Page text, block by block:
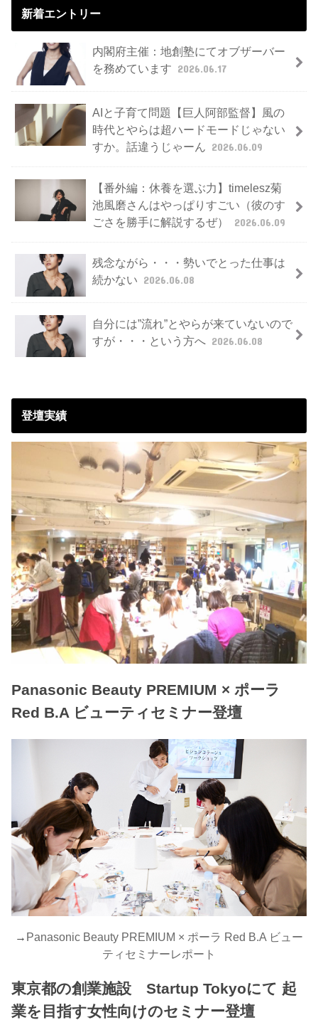
新着エントリー
内閣府主催：地創塾にてオブザーバー
を務めています 2026.06.17
AIと子育て問題【巨人阿部監督】風の
時代とやらは超ハードモードじゃない
すか。話違うじゃーん
2026.06.09
【番外編：休養を選ぶ力】timelesz菊
池風磨さんはやっぱりすごい（彼のす
ごさを勝手に解説するぜ）
2026.06.09
残念ながら・・・勢いでとった仕事は
続かない 2026.06.08
自分には”流れ”とやらが来ていないので
すが・・・という方へ 2026.06.08
登壇実績
Panasonic Beauty PREMIUM × ポーラ
Red B.A ビューティセミナー登壇
→ Panasonic Beauty PREMIUM × ポーラ Red B.A ビュー
ティセミナーレポート
東京都の創業施設 Startup Tokyoにて 起
業を目指す女性向けのセミナー登壇